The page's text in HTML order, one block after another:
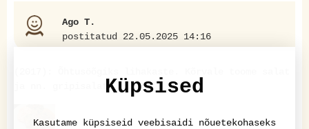
Ago T.
postitatud 22.05.2025 14:16
ja nn. gripisalat.Küpsised
Kasutame küpsiseid veebisaidi nõuetekohaseks